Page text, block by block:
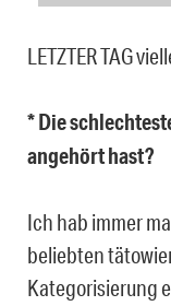
LETZTER TAG
* Die
angehört hast?
Ich hab immer
beliebten
Kategorisierung